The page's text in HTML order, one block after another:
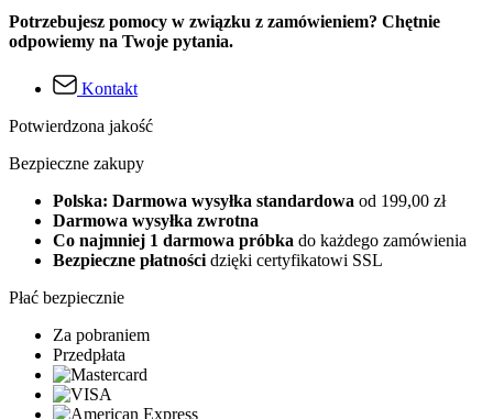
Potrzebujesz pomocy w związku z zamówieniem? Chętnie
odpowiemy na Twoje pytania.
Kontakt
Potwierdzona jakość
Bezpieczne zakupy
Polska: Darmowa wysyłka standardowa od 199,00 zł
Darmowa wysyłka zwrotna
Co najmniej 1 darmowa próbka do każdego zamówienia
Bezpieczne płatności dzięki certyfikatowi SSL
Płać bezpiecznie
Za pobraniem
Przedpłata